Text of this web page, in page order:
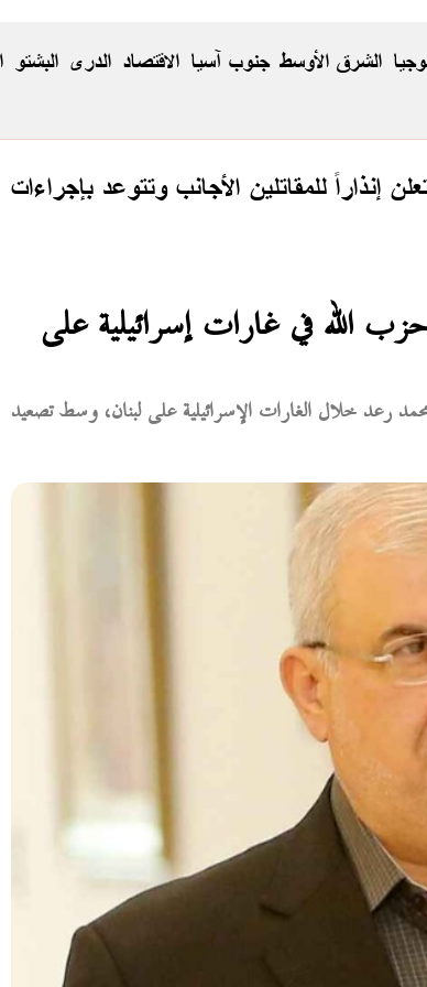
الاقتصاد جنوب آسيا الشرق الأوسط البشتو الدری
إنذاراً للمقاتلين الأجانب وتتوعد
الله في غارات إسرائيلية على
رعد خلال الغارات الإسرائيلية على لبنان، وسط تصعيد